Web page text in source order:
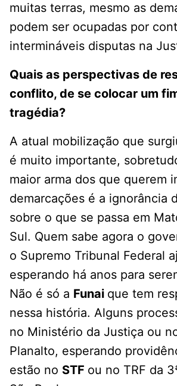
muitas terras, mesmo as
podem ser ocupadas por
intermináveis disputas na
Quais as perspectivas de
conflito, de se colocar um
tragédia?
A atual mobilização que
é muito importante,
maior arma dos que querem
demarcações é a ignorância
sobre o que se passa em
Sul. Quem sabe agora o
o Supremo Tribunal Federal
esperando há anos para
Não é só a Funai que tem
nessa história. Alguns
no Ministério da Justiça ou
Planalto, esperando
estão no STF ou no TRF da